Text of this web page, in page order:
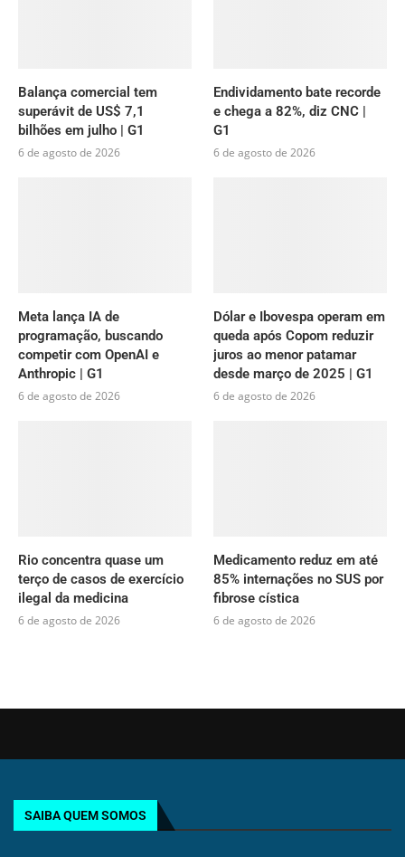
Balança comercial tem
superávit de US$ 7,1
bilhões em julho | G1
6 de agosto de 2026
Endividamento bate recorde
e chega a 82%, diz CNC |
G1
6 de agosto de 2026
Meta lança IA de
programação, buscando
competir com OpenAI e
Anthropic | G1
6 de agosto de 2026
Dólar e Ibovespa operam em
queda após Copom reduzir
juros ao menor patamar
desde março de 2025 | G1
6 de agosto de 2026
Rio concentra quase um
terço de casos de exercício
ilegal da medicina
6 de agosto de 2026
Medicamento reduz em até
85% internações no SUS por
fibrose cística
6 de agosto de 2026
SAIBA QUEM SOMOS